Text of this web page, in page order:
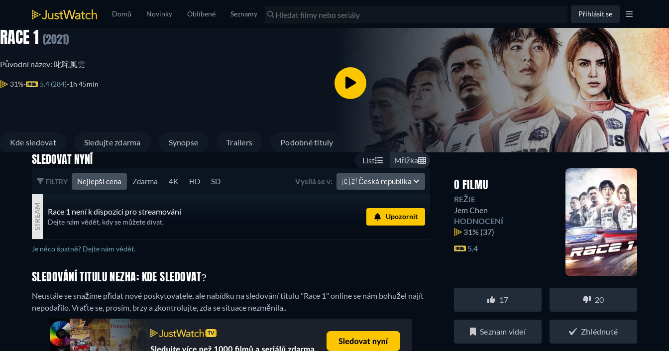
Domů Novinky Oblíbené Seznamy Přihlásit se
RACE 1 (2021)
Původní název: 叱咤風雲
31% 5.4 (284) 1h 45min
Kde sledovat Sledujte zdarma Synopse Trailers Podobné tituly
SLEDOVAT NYNÍ List Mřížka
FILTRY Nejlepší cena Zdarma 4K HD SD Vysílá se v: 🇨🇿Česká republika
STREAM Race 1 není k dispozici pro streamování
Dejte nám vědět, kdy se můžete dívat.
Upozornit
Je něco špatně? Dejte nám vědět.
SLEDOVÁNÍ TITULU NEZHA: KDE SLEDOVAT?
Neustále se snažíme přidat nové poskytovatele, ale nabídku na sledování titulu "Race 1" online se nám bohužel najít
nepodařilo. Vraťte se, prosím, brzy a zkontrolujte, zda se situace nezměnila..
O FILMU
REŽIE
Jem Chen
HODNOCENÍ
31% (37)
5.4
17 20
Seznam videí Zhlédnuté